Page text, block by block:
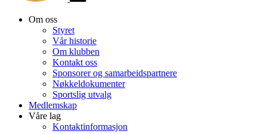
Om oss
Styret
Vår historie
Om klubben
Kontakt oss
Sponsorer og samarbeidspartnere
Nøkkeldokumenter
Sportslig utvalg
Medlemskap
Våre lag
Kontaktinformasjon